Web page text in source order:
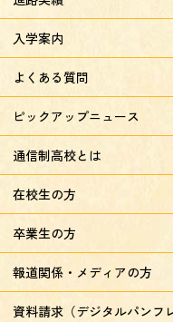
入学案内
よくある質問
ピックアップニュース
通信制高校とは
在校生の方
卒業生の方
報道関係・メディアの方
資料請求（デジタルパンフ